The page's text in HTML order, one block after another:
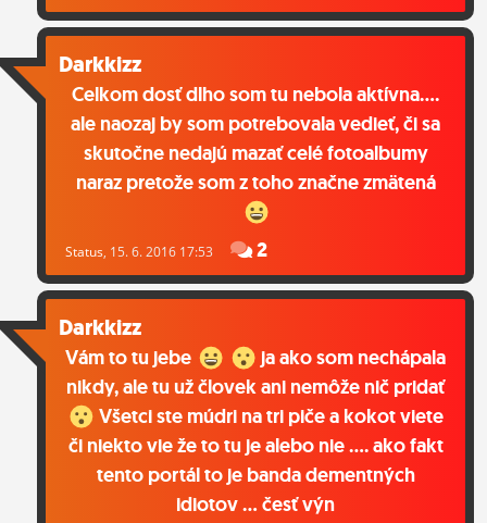
ĽUDIA
MÔJ PROFIL
NASTAVENIA
ROLETA
Darkkizz
Celkom dosť dlho som tu nebola aktívna....
ale naozaj by som potrebovala vedieť, či sa
skutočne nedajú mazať celé fotoalbumy
naraz pretože som z toho značne zmätená
Status, 15. 6. 2016 17:53 2
Darkkizz
Vám to tu jebe
ja ako som nechápala
nikdy, ale tu už človek ani nemôže nič pridať
Všetci ste múdri na tri piče a kokot viete
či niekto vie že to tu je alebo nie .... ako fakt
tento portál to je banda dementných
idiotov ... česť výn